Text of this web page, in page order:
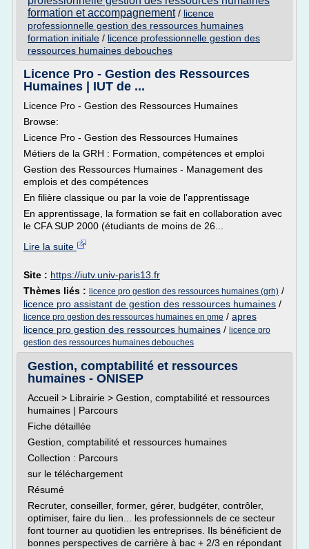
formation et accompagnement/ licence
professionnelle gestion des ressources humaines
formation initiale / licence professionnelle gestion des
ressources humaines debouches
Licence Pro - Gestion des Ressources
Humaines | IUT de ...
Licence Pro - Gestion des Ressources Humaines
Browse:
Licence Pro - Gestion des Ressources Humaines
Métiers de la GRH : Formation, compétences et emploi
Gestion des Ressources Humaines - Management des
emplois et des compétences
En filière classique ou par la voie de l'apprentissage
En apprentissage, la formation se fait en collaboration avec
le CFA SUP 2000 (étudiants de moins de 26...
Lire la suite
Site : https://iutv.univ-paris13.fr
Thèmes liés : licence pro gestion des ressources humaines (grh) /
licence pro assistant de gestion des ressources humaines /
licence pro gestion des ressources humaines en pme / apres
licence pro gestion des ressources humaines / licence pro
gestion des ressources humaines debouches
Gestion, comptabilité et ressources
humaines - ONISEP
Accueil > Librairie > Gestion, comptabilité et ressources
humaines | Parcours
Fiche détaillée
Gestion, comptabilité et ressources humaines
Collection : Parcours
sur le téléchargement
Résumé
Recruter, conseiller, former, gérer, budgéter, contrôler,
optimiser, faire du lien... les professionnels de ce secteur
font tourner au quotidien les entreprises. Ils bénéficient de
bonnes perspectives de carrière à bac + 2/3 en répondant